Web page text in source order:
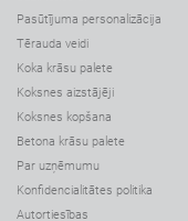
Pasūtījuma personalizācija
Tērauda veidi
Koka krāsu palete
Koksnes aizstājēji
Koksnes kopšana
Betona krāsu palete
Par uzņēmumu
Konfidencialitātes politika
Autortiesības